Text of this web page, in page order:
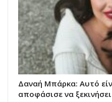
Δαναή Μπάρκα: Αυτό
αποφάσισε να